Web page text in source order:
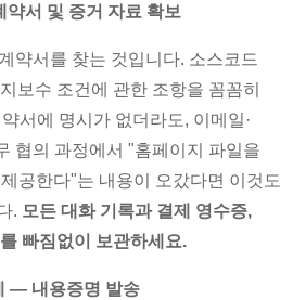
서 및 증거 자료 확보
약서를 찾는 것입니다. 소스코드
보수 조건에 관한 조항을 꼼꼼히
서에 명시가 없더라도, 이메일·
협의 과정에서 "홈페이지 파일을
공한다"는 내용이 오갔다면 이것도
. 모든 대화 기록과 결제 영수증,
빠짐없이 보관하세요.
— 내용증명 발송